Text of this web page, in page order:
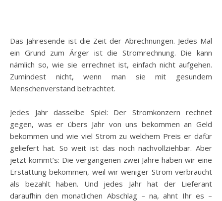
Das Jahresende ist die Zeit der Abrechnungen. Jedes Mal
ein Grund zum Ärger ist die Stromrechnung. Die kann
nämlich so, wie sie errechnet ist, einfach nicht aufgehen.
Zumindest nicht, wenn man sie mit gesundem
Menschenverstand betrachtet.
Jedes Jahr dasselbe Spiel: Der Stromkonzern rechnet
gegen, was er übers Jahr von uns bekommen an Geld
bekommen und wie viel Strom zu welchem Preis er dafür
geliefert hat. So weit ist das noch nachvollziehbar. Aber
jetzt kommt’s: Die vergangenen zwei Jahre haben wir eine
Erstattung bekommen, weil wir weniger Strom verbraucht
als bezahlt haben. Und jedes Jahr hat der Lieferant
daraufhin den monatlichen Abschlag – na, ahnt Ihr es –